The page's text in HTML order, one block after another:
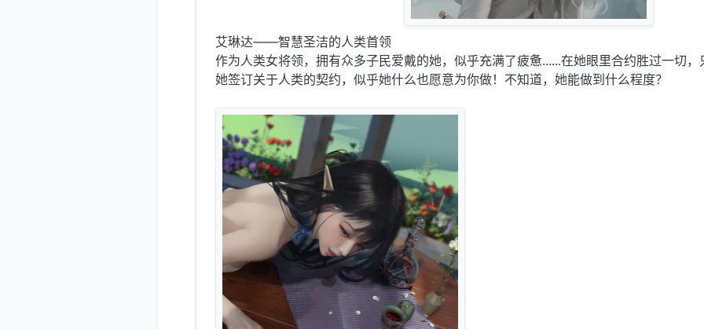
艾琳达——智慧圣洁的人类首领
作为人类女将领，拥有众多子民爱戴的她，似乎充满了疲惫......在她眼里合约胜过一切，
她签订关于人类的契约，似乎她什么也愿意为你做！不知道，她能做到什么程度？